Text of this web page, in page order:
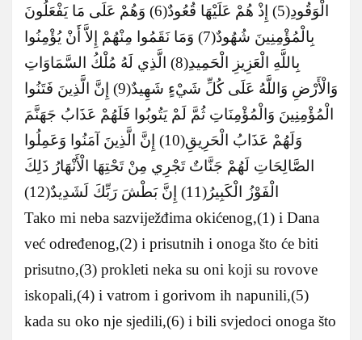
الْوَقُودِ(5) إِذْ هُمْ عَلَيْهَا قُعُودٌ(6) وَهُمْ عَلَى مَا يَفْعَلُونَ
بِالْمُؤْمِنِينَ شُهُودٌ(7) وَمَا نَقَمُوا مِنْهُمْ إِلاَّ أَنْ يُؤْمِنُوا
بِاللَّهِ الْعَزِيزِ الْحَمِيدِ(8) الَّذِي لَهُ مُلْكُ السَّمَاوَاتِ
وَالْأَرْضِ وَاللَّهُ عَلَى كُلِّ شَيْءٍ شَهِيدٌ(9) إِنَّ الَّذِينَ فَتَنُوا
الْمُؤْمِنِينَ وَالْمُؤْمِنَاتِ ثُمَّ لَمْ يَتُوبُوا فَلَهُمْ عَذَابُ جَهَنَّمَ
وَلَهُمْ عَذَابُ الْحَرِيقِ(10) إِنَّ الَّذِينَ آمَنُوا وَعَمِلُوا
الصَّالِحَاتِ لَهُمْ جَنَّاتٌ تَجْرِي مِنْ تَحْتِهَا الْأَنْهَارُ ذَلِكَ
الْفَوْزُ الْكَبِيرُ(11) إِنَّ بَطْشَ رَبِّكَ لَشَدِيدٌ(12)
Tako mi neba sazviježđima okićenog,(1) i Dana
već određenog,(2) i prisutnih i onoga što će biti
prisutno,(3) prokleti neka su oni koji su rovove
iskopali,(4) i vatrom i gorivom ih napunili,(5)
kada su oko nje sjedili,(6) i bili svjedoci onoga što